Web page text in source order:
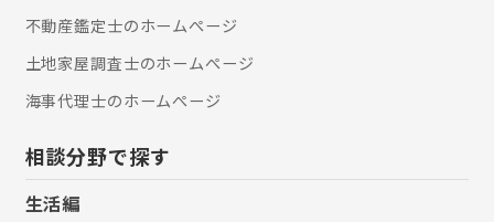
不動産鑑定士のホームぺージ
土地家屋調査士のホームぺージ
海事代理士のホームぺージ
相談分野で探す
生活編